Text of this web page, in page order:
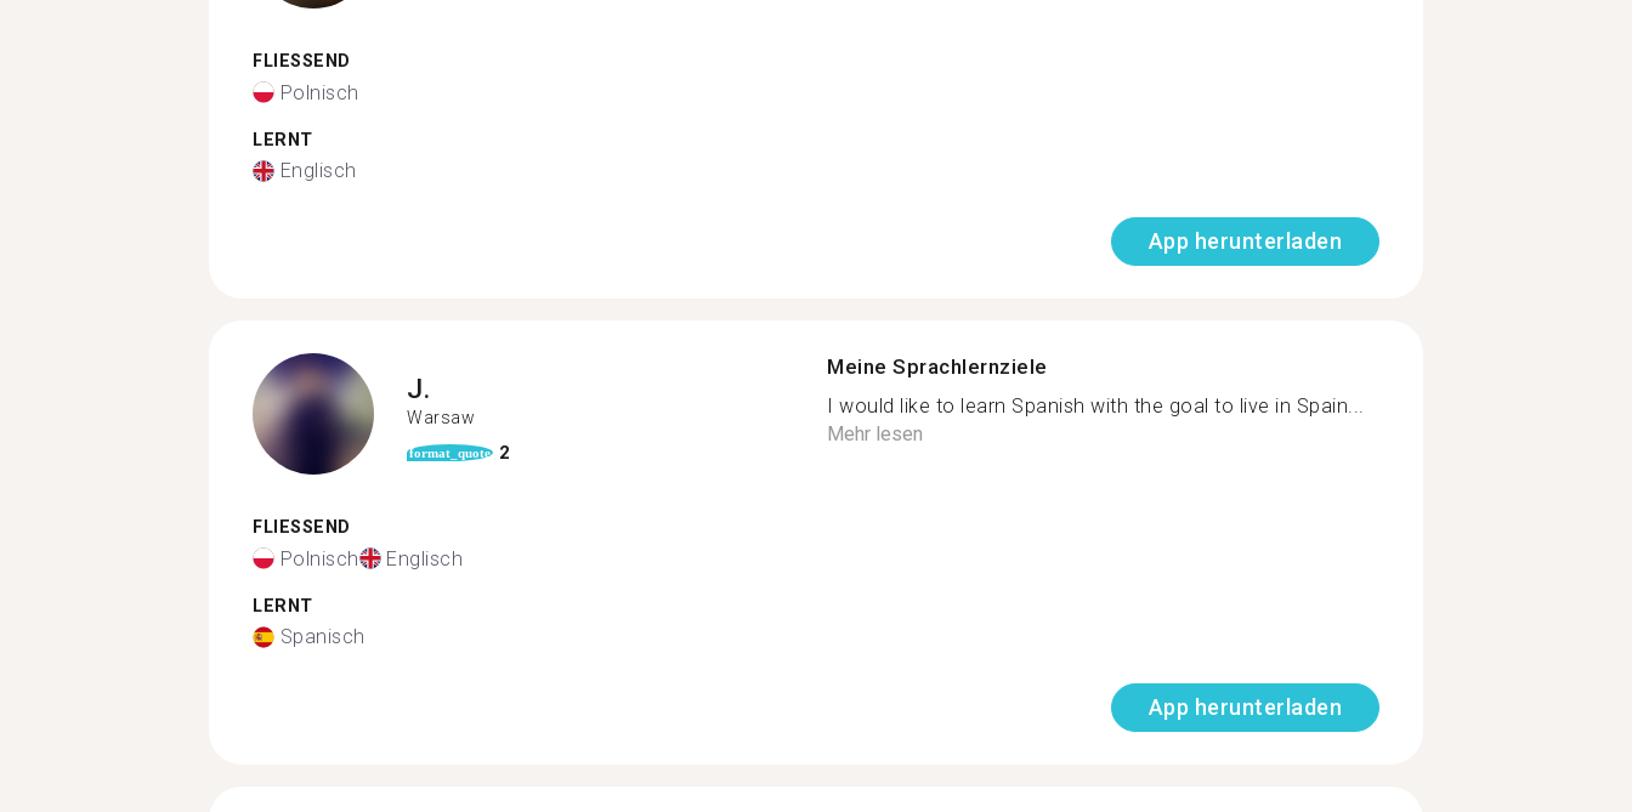
FLIESSEND
Polnisch
LERNT
Englisch
App herunterladen
J.
Warsaw
format_quote 2
FLIESSEND
Polnisch Englisch
LERNT
Spanisch
Meine Sprachlernziele
I would like to learn Spanish with the goal to live in Spain...
Mehr lesen
App herunterladen